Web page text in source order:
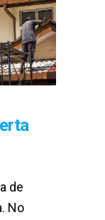
de
No